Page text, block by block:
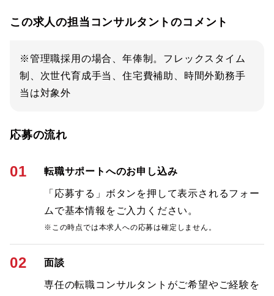
この求人の担当コンサルタントのコメント
※管理職採用の場合、年俸制。フレックスタイム
制、次世代育成手当、住宅費補助、時間外勤務手
当は対象外
応募の流れ
01 転職サポートへのお申し込み
「応募する」ボタンを押して表示されるフォー
ムで基本情報をご入力ください。
※この時点では本求人への応募は確定しません。
02 面談
専任の転職コンサルタントがご希望やご経験を